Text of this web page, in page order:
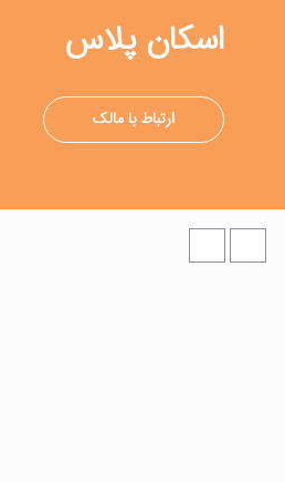
اسکان پلاس
ارتباط با مالک